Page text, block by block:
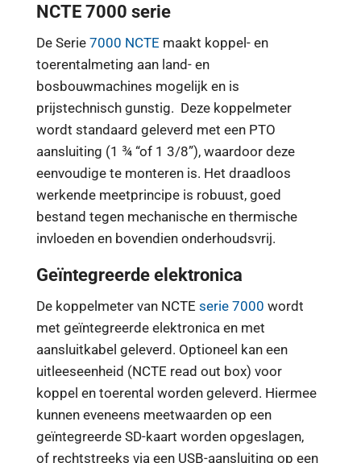
NCTE 7000 serie
De Serie7000 NCTE maakt koppel- en
toerentalmeting aan land- en
bosbouwmachines mogelijk en is
prijstechnisch gunstig. Deze koppelmeter
wordt standaard geleverd met een PTO
aansluiting (1 ¾ “of 1 3/8”), waardoor deze
eenvoudige te monteren is. Het draadloos
werkende meetprincipe is robuust, goed
bestand tegen mechanische en thermische
invloeden en bovendien onderhoudsvrij.
Geïntegreerde elektronica
De koppelmeter van NCTE serie 7000 wordt
met geïntegreerde elektronica en met
aansluitkabel geleverd. Optioneel kan een
uitleeseenheid (NCTE read out box) voor
koppel en toerental worden geleverd. Hiermee
kunnen eveneens meetwaarden op een
geïntegreerde SD-kaart worden opgeslagen,
of rechtstreeks via een USB-aansluiting op een